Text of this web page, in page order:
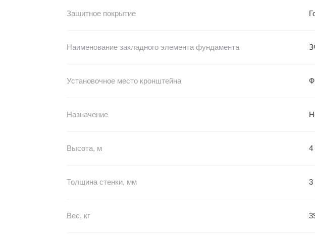
Защитное покрытие
Наименование закладного элемента фундамента
Установочное место кронштейна
Назначение
Высота, м 4
Толщина стенки, мм 3
Вес, кг